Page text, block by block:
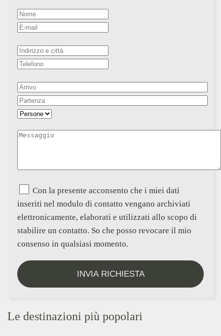
Con la presente acconsento che i miei dati
inseriti nel modulo di contatto vengano archiviati
elettronicamente, elaborati e utilizzati allo scopo di
stabilire un contatto. So che posso revocare il mio
consenso in qualsiasi momento.
INVIA RICHIESTA
Le destinazioni più popolari